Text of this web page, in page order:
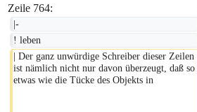
Zeile 764:
|-
! leben
| Der ganz unwürdige Schreiber dieser Zeilen
ist nämlich nicht nur davon überzeugt, daß so
etwas wie die Tücke des Objekts in